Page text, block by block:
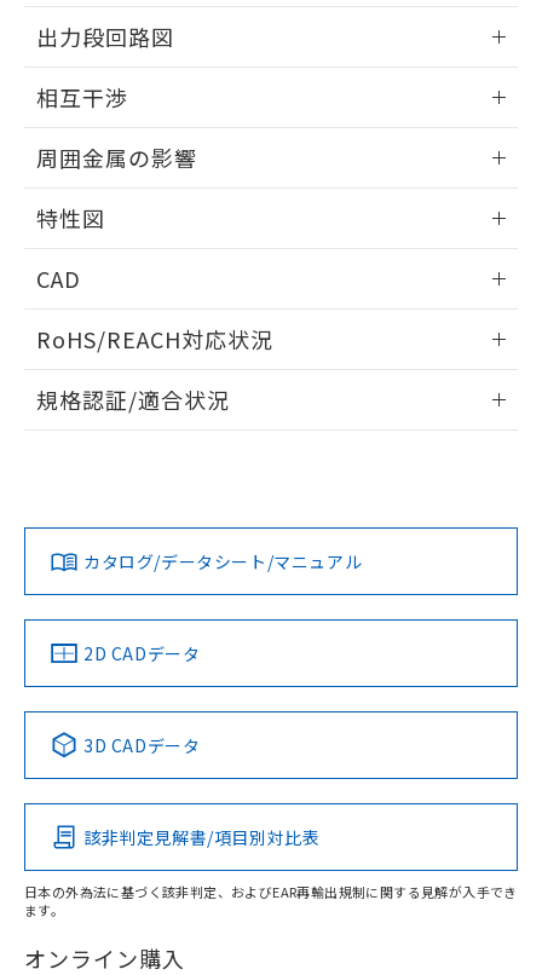
外形図
出力段回路図
出力段回路図
タイムチャート
相互干渉
相互干渉
A: 120mm以上、B: 100mm以上
周囲金属の影響
周囲金属の影響
以上、n: 50mm以上
特性図
検出物体の大きさと材質による影響
検出領域
CAD
ドすることができます。
ログイン/会員登録
ダウンロードデータをご利用いただく前に、以下を必ずお読
みください。
ソフトウェアの使用条件
RoHS/REACH対応状況
EU RoHS 注意事項・凡例
対応済み
中国 RoHS 注意事項・凡例
Pb Hg Cd Cr(VI)
O
在庫等で未対応品が混在する可能性があります。
規格認証/適合状況
LR型式承認
（イギリス
船舶規格）
DNV型式承認
（ノルウェー
BV型式承認
（フランス
KR型式
（韓国
No No No No
この製品の規格認証/適合状況ページへ
その他の認証はこちらのページからご検索ください
カタログ/データシート/マニュアル
2D CADデータ
3D CADデータ
該非判定見解書/項目別対比表
日本の外為法に基づく該非判定、およびEAR再輸出規制に関する見解が入手でき
ます。
オンライン購入
※当社の共同利用者とは、
の共同利用に関して"
用者の範囲」に記載されている法人を
EU RoHS指令（10物質）の非含有証明書
51物質の非含有証明書（当社基準）
※本証明書は発行日時点で非含有を証明す
るもので、過去に遡って非含有を証明する
ものではありません。
物質の対応では、対応完了までの期間は出
荷製品に未対応品が混在することから備考
欄に対応日を記載しておりました。
既に当社にて対応品への在庫切替を完了